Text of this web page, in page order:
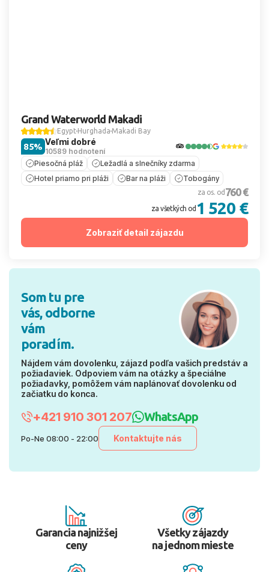
Grand Waterworld Makadi
Egypt Hurghada Makadi Bay
Veľmi dobré
10589 hodnotení
85%
Piesočná pláž
Ležadlá a slnečníky zdarma
Hotel priamo pri pláži
Bar na pláži Tobogány
za os. od 760 €
za všetkých od 1 520 €
Zobraziť detail zájazdu
Som tu pre
vás, odborne
vám
poradím.
Nájdem vám dovolenku, zájazd podľa vašich predstáv a
požiadaviek. Odpoviem vám na otázky a špeciálne
požiadavky, pomôžem vám naplánovať dovolenku od
začiatku do konca.
+421 910 301 207 WhatsApp
Po-Ne 08:00 - 22:00 Kontaktujte nás
Garancia najnižšej
ceny
Všetky zájazdy
na jednom mieste